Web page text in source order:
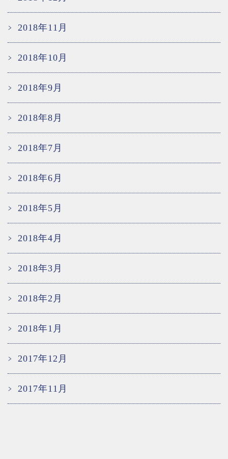
2018年11月
2018年10月
2018年9月
2018年8月
2018年7月
2018年6月
2018年5月
2018年4月
2018年3月
2018年2月
2018年1月
2017年12月
2017年11月